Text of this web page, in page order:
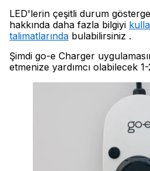
LED'lerin çeşitli durum
hakkında daha fazla bilgiyi
talimatlarında bulabilirsiniz .
Şimdi go-e Charger
etmenize yardımcı olabilecek